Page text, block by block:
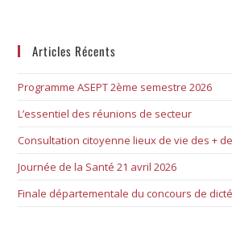
Articles Récents
Programme ASEPT 2ème semestre 2026
L’essentiel des réunions de secteur
Consultation citoyenne lieux de vie des +
Journée de la Santé 21 avril 2026
Finale départementale du concours de